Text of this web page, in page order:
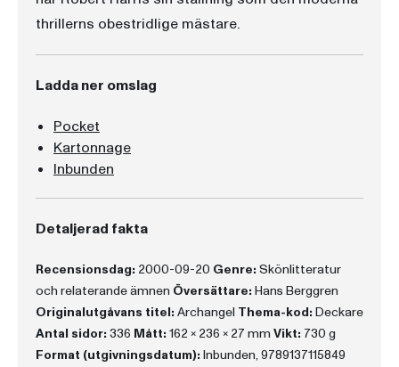
thrillerns obestridlige mästare.
Ladda ner omslag
Pocket
Kartonnage
Inbunden
Detaljerad fakta
Recensionsdag: 2000-09-20 Genre: Skönlitteratur
och relaterande ämnen Översättare: Hans Berggren
Originalutgåvans titel: Archangel Thema-kod: Deckare
Antal sidor: 336 Mått: 162 x 236 x 27 mm Vikt: 730 g
Format (utgivningsdatum): Inbunden, 9789137115849